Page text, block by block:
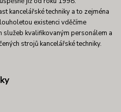
kancelářské techniky a to zejména
existenci vděčíme
kvalifikovaným personálem a
strojů kancelářské techniky.